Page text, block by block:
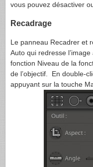
vous pouvez désactiver
Recadrage
Le panneau Recadrer et
Auto qui redresse
fonction Niveau de la
de l’objectif. En double-
appuyant sur la touche